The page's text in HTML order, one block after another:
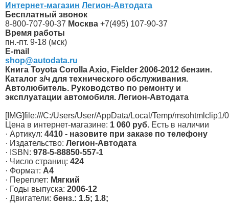
Интернет-магазин Легион-Автодата
Бесплатный звонок
8-800-707-90-37 Москва +7(495) 107-90-37
Время работы
пн.-пт. 9-18 (мск)
E-mail
shop@autodata.ru
Книга Toyota Corolla Axio, Fielder 2006-2012 бензин.
Каталог з/ч для технического обслуживания.
Автолюбитель. Руководство по ремонту и
эксплуатации автомобиля. Легион-Aвтодата
[IMG]file:///C:/Users/User/AppData/Local/Temp/
Цена в интернет-магазине: 1 060 руб. Есть в наличии
· Артикул: 4410 - назовите при заказе по телефону
· Издательство: Легион-Aвтодата
· ISBN: 978-5-88850-557-1
· Число страниц: 424
· Формат: А4
· Переплет: Мягкий
· Годы выпуска: 2006-12
· Двигатели: бенз.: 1.5; 1.8;